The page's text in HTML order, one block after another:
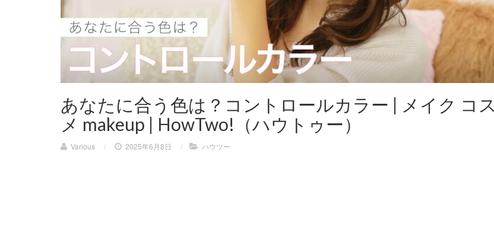
あなたに合う色は？コントロールカラー | メイク コス
メ makeup | HowTwo!（ハウトゥー）
Various / 2025年6月8日 / ハウツー